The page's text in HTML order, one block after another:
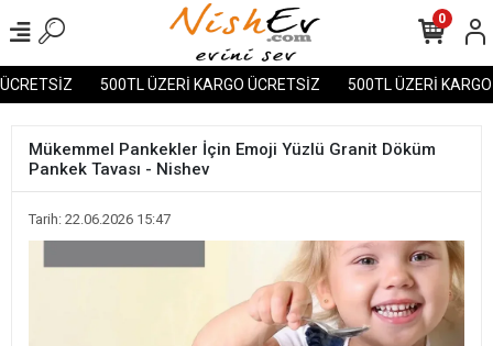
500TL ÜZERİ KARGO ÜCRETSİZ 500TL ÜZERİ KARGO
0
Mükemmel Pankekler İçin Emoji Yüzlü Granit Döküm
Pankek Tavası - Nishev
Tarih: 22.06.2026 15:47